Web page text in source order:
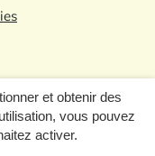
et obtenir des
vous pouvez
activer.